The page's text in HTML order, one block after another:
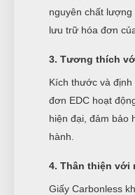
nguyên chất
lưu trữ hóa đơn
3. Tương thích
Kích thước và
đơn EDC hoạt
hiện đại, đảm bảo
hành.
4. Thân thiện với
Giấy Carbonless